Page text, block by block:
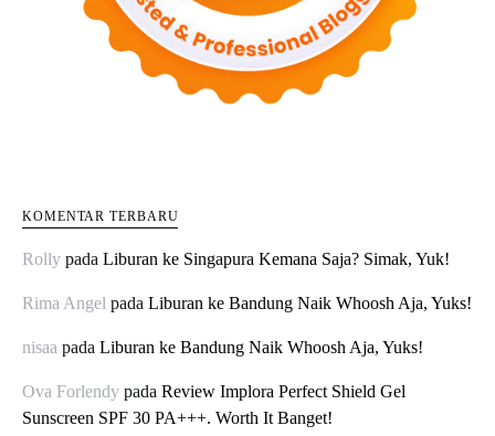
KOMENTAR TERBARU
Rolly pada Liburan ke Singapura Kemana Saja? Simak, Yuk!
Rima Angel pada Liburan ke Bandung Naik Whoosh Aja, Yuks!
nisaa pada Liburan ke Bandung Naik Whoosh Aja, Yuks!
Ova Forlendy pada Review Implora Perfect Shield Gel
Sunscreen SPF 30 PA+++. Worth It Banget!